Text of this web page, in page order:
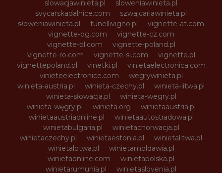
slowacjawinieta.pl
sloweniawinieta.pl
svycarskadalnice.com
szwajcariawinieta.pl
słoweniawinieta.pl
tunellivigno.pl
vignette-at.com
vignette-bg.com
vignette-cz.com
vignette-pl.com
vignette-poland.pl
vignette-ro.com
vignette-si.com
vignette.pl
vignettepoland.pl
vinetki.pl
vinietaelectronica.com
vinieteelectronice.com
wegrywinieta.pl
winieta-austria.pl
winieta-czechy.pl
winieta-litwa.pl
winieta-słowacja.pl
winieta-wegry.pl
winieta-węgry.pl
winieta.org
winietaaustria.pl
winietaaustriaonline.pl
winietaautostradowa.pl
winietabulgaria.pl
winietachorwacja.pl
winietaczechy.pl
winietaestonia.pl
winietalitwa.pl
winietalotwa.pl
winietamoldawia.pl
winietaonline.com
winietapolska.pl
winietarumunia.pl
winietaslovenia.pl